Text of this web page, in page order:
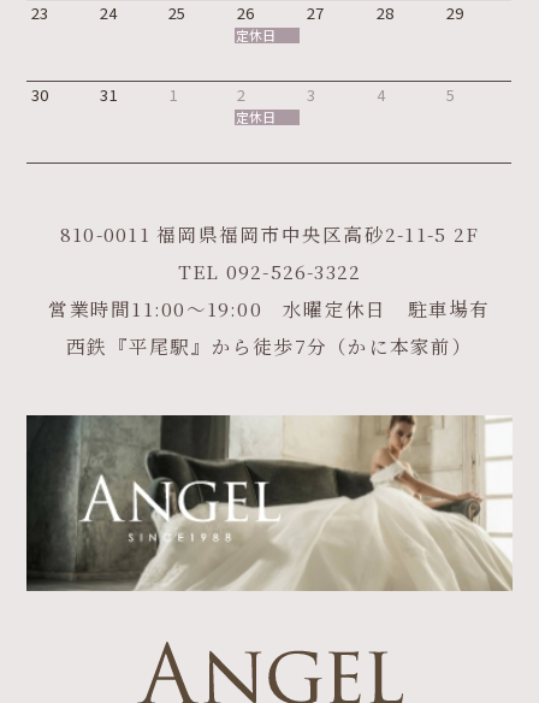
23 24 25 26
定休日
27 28 29
30 31 1 2
定休日
3 4 5
810-0011 福岡県福岡市中央区高砂2-11-5 2F
TEL 092-526-3322
営業時間11:00～19:00 水曜定休日 駐車場有
西鉄『平尾駅』から徒歩7分（かに本家前）